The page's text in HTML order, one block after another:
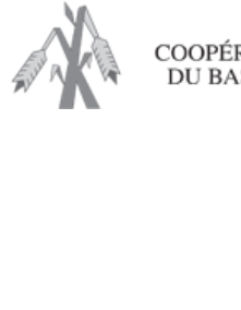
contenu
principal